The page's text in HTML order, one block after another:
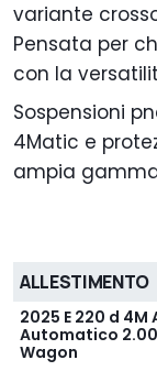
variante
Pensata per
con la
Sospensioni
4Matic e
ampia
ALLESTIMENTO
2025 E 220 d
Automatico
Wagon